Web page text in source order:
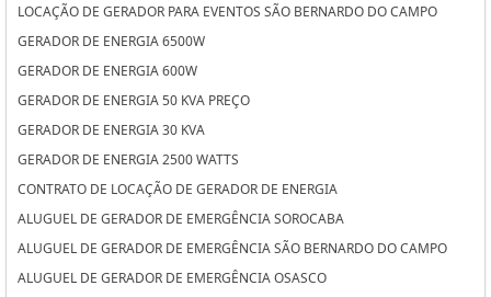
LOCAÇÃO DE GERADOR PARA EVENTOS SÃO BERNARDO DO CAMPO
GERADOR DE ENERGIA 6500W
GERADOR DE ENERGIA 600W
GERADOR DE ENERGIA 50 KVA PREÇO
GERADOR DE ENERGIA 30 KVA
GERADOR DE ENERGIA 2500 WATTS
CONTRATO DE LOCAÇÃO DE GERADOR DE ENERGIA
ALUGUEL DE GERADOR DE EMERGÊNCIA SOROCABA
ALUGUEL DE GERADOR DE EMERGÊNCIA SÃO BERNARDO DO CAMPO
ALUGUEL DE GERADOR DE EMERGÊNCIA OSASCO